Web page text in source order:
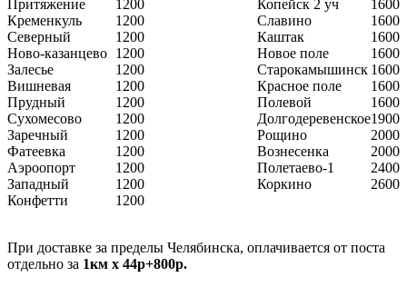
Притяжение
1200 Копейск 2 уч
1600
Кременкуль
1200 Славино
1600
Северный
1200 Каштак
1600
Ново-казанцево 1200 Новое поле
1600
Залесье
1200 Старокамышинск 1600
Вишневая
1200 Красное поле
1600
Прудный
1200 Полевой
1600
Сухомесово
1200 Долгодеревенское1900
Заречный
1200 Рощино
2000
Фатеевка
1200 Вознесенка
2000
Аэроопорт
1200 Полетаево-1
2400
Западный
1200 Коркино
2600
Конфетти
1200
При доставке за пределы Челябинска, оплачивается от поста
отдельно за 1км х 44р+800р.